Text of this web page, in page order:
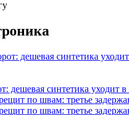
дешевая синтетика уходит